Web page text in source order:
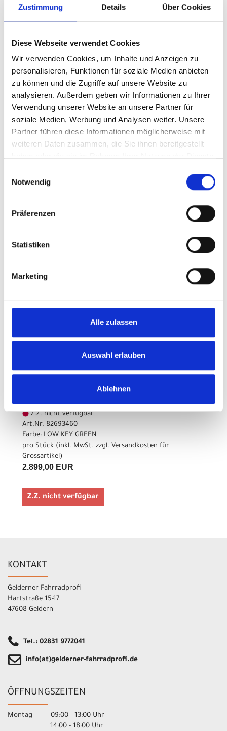
Zustimmung Details Über Cookies
Diese Webseite verwendet Cookies
Wir verwenden Cookies, um Inhalte und Anzeigen zu
personalisieren, Funktionen für soziale Medien anbieten
zu können und die Zugriffe auf unsere Website zu
analysieren. Außerdem geben wir Informationen zu Ihrer
Verwendung unserer Website an unsere Partner für
soziale Medien, Werbung und Analysen weiter. Unsere
Partner führen diese Informationen möglicherweise mit
weiteren Daten zusammen, die Sie ihnen bereitgestellt
Notwendig
Präferenzen
Statistiken
Marketing
Alle zulassen
Auswahl erlauben
Ablehnen
MERIDA SILEX 7000 XS 28"
440cm LOW KEY GREEN
Z.Z. nicht verfügbar
Art.Nr. 82693430
Farbe: LOW KEY GREEN
pro Stück (inkl. MwSt. zzgl.Versandkosten für
Grossartikel )
2.899,00 EUR
470cm LOW KEY GREEN
Farbe: LOW KEY GREEN
2.899,00 EUR
Z.Z. nicht verfügbar
Z.Z. nicht verfügbar
Art.Nr. 82693460
Farbe: LOW KEY GREEN
pro Stück (inkl. MwSt. zzgl. Versandkosten für
Grossartikel)
2.899,00 EUR
Z.Z. nicht verfügbar
KONTAKT
Gelderner Fahrradprofi
Hartstraße 15-17
47608 Geldern
Tel.: 02831 9772041
info(at)gelderner-fahrradprofi.de
ÖFFNUNGSZEITEN
Montag 09:00 - 13:00 Uhr
14:00 - 18:00 Uhr